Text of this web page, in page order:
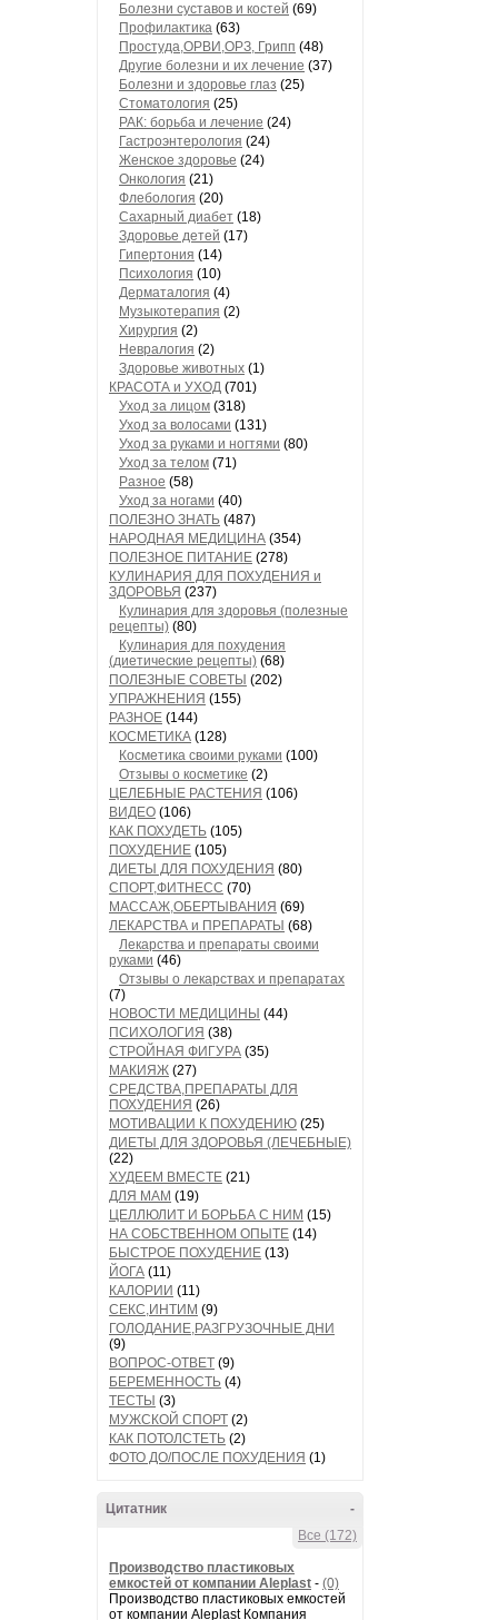
Болезни суставов и костей (69)
Профилактика (63)
Простуда,ОРВИ,ОРЗ, Грипп (48)
Другие болезни и их лечение (37)
Болезни и здоровье глаз (25)
Стоматология (25)
РАК: борьба и лечение (24)
Гастроэнтерология (24)
Женское здоровье (24)
Онкология (21)
Флебология (20)
Сахарный диабет (18)
Здоровье детей (17)
Гипертония (14)
Психология (10)
Дерматалогия (4)
Музыкотерапия (2)
Хирургия (2)
Невралогия (2)
Здоровье животных (1)
КРАСОТА и УХОД (701)
Уход за лицом (318)
Уход за волосами (131)
Уход за руками и ногтями (80)
Уход за телом (71)
Разное (58)
Уход за ногами (40)
ПОЛЕЗНО ЗНАТЬ (487)
НАРОДНАЯ МЕДИЦИНА (354)
ПОЛЕЗНОЕ ПИТАНИЕ (278)
КУЛИНАРИЯ ДЛЯ ПОХУДЕНИЯ и
ЗДОРОВЬЯ (237)
Кулинария для здоровья (полезные
рецепты) (80)
Кулинария для похудения
(диетические рецепты) (68)
ПОЛЕЗНЫЕ СОВЕТЫ (202)
УПРАЖНЕНИЯ (155)
РАЗНОЕ (144)
КОСМЕТИКА (128)
Косметика своими руками (100)
Отзывы о косметике (2)
ЦЕЛЕБНЫЕ РАСТЕНИЯ (106)
ВИДЕО (106)
КАК ПОХУДЕТЬ (105)
ПОХУДЕНИЕ (105)
ДИЕТЫ ДЛЯ ПОХУДЕНИЯ (80)
СПОРТ,ФИТНЕСС (70)
МАССАЖ,ОБЕРТЫВАНИЯ (69)
ЛЕКАРСТВА и ПРЕПАРАТЫ (68)
Лекарства и препараты своими
руками (46)
Отзывы о лекарствах и препаратах
(7)
НОВОСТИ МЕДИЦИНЫ (44)
ПСИХОЛОГИЯ (38)
СТРОЙНАЯ ФИГУРА (35)
МАКИЯЖ (27)
СРЕДСТВА,ПРЕПАРАТЫ ДЛЯ
ПОХУДЕНИЯ (26)
МОТИВАЦИИ К ПОХУДЕНИЮ (25)
ДИЕТЫ ДЛЯ ЗДОРОВЬЯ (ЛЕЧЕБНЫЕ)
(22)
ХУДЕЕМ ВМЕСТЕ (21)
ДЛЯ МАМ (19)
ЦЕЛЛЮЛИТ И БОРЬБА С НИМ (15)
НА СОБСТВЕННОМ ОПЫТЕ (14)
БЫСТРОЕ ПОХУДЕНИЕ (13)
ЙОГА (11)
КАЛОРИИ (11)
СЕКС,ИНТИМ (9)
ГОЛОДАНИЕ,РАЗГРУЗОЧНЫЕ ДНИ
(9)
ВОПРОС-ОТВЕТ (9)
БЕРЕМЕННОСТЬ (4)
ТЕСТЫ (3)
МУЖСКОЙ СПОРТ (2)
КАК ПОТОЛСТЕТЬ (2)
ФОТО ДО/ПОСЛЕ ПОХУДЕНИЯ (1)
-
Цитатник
Все (172)
Производство пластиковых
емкостей от компании Aleplast - (0)
Производство пластиковых емкостей
от компании Aleplast Компания